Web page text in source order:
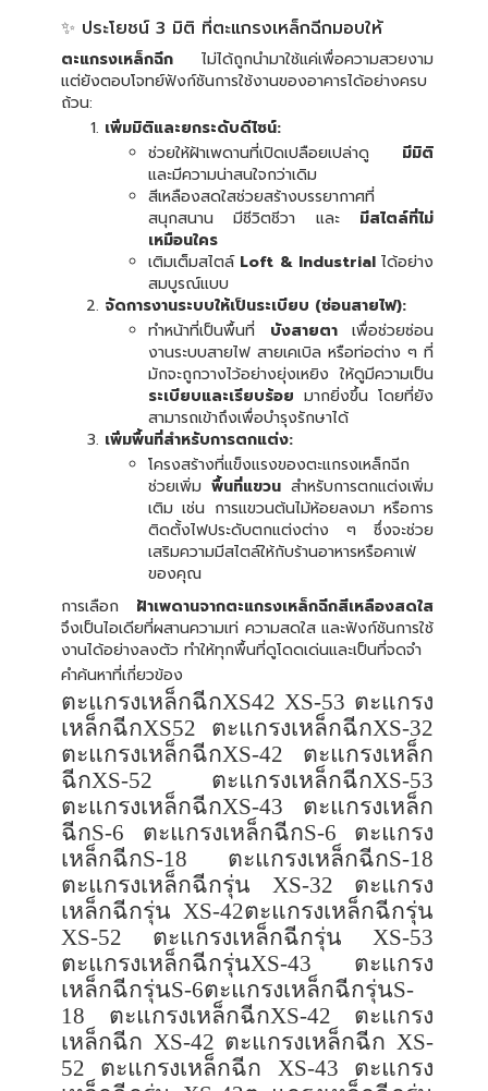
✨ ประโยชน์ 3 มิติ ที่ตะแกรงเหล็กฉีกมอบให้
ตะแกรงเหล็กฉีก ไม่ได้ถูกนำมาใช้แค่เพื่อความสวยงาม
แต่ยังตอบโจทย์ฟังก์ชันการใช้งานของอาคารได้อย่างครบ
ถ้วน:
เพิ่มมิติและยกระดับดีไซน์:
ช่วยให้ฝ้าเพดานที่เปิดเปลือยเปล่าดู มีมิติ
และมีความน่าสนใจกว่าเดิม
สีเหลืองสดใสช่วยสร้างบรรยากาศที่
สนุกสนาน มีชีวิตชีวา และ มีสไตล์ที่ไม่
เหมือนใคร
เติมเต็มสไตล์ Loft & Industrialได้อย่าง
สมบูรณ์แบบ
จัดการงานระบบให้เป็นระเบียบ (ซ่อนสายไฟ):
ทำหน้าที่เป็นพื้นที่ บังสายตาเพื่อช่วยซ่อน
งานระบบสายไฟ สายเคเบิล หรือท่อต่าง ๆ ที่
มักจะถูกวางไว้อย่างยุ่งเหยิง ให้ดูมีความเป็น
ระเบียบและเรียบร้อย มากยิ่งขึ้น โดยที่ยัง
สามารถเข้าถึงเพื่อบำรุงรักษาได้
เพิ่มพื้นที่สำหรับการตกแต่ง:
โครงสร้างที่แข็งแรงของตะแกรงเหล็กฉีก
ช่วยเพิ่ม พื้นที่แขวน สำหรับการตกแต่งเพิ่ม
เติม เช่น การแขวนต้นไม้ห้อยลงมา หรือการ
ติดตั้งไฟประดับตกแต่งต่าง ๆ ซึ่งจะช่วย
เสริมความมีสไตล์ให้กับร้านอาหารหรือคาเฟ่
ของคุณ
การเลือก ฝ้าเพดานจากตะแกรงเหล็กฉีกสีเหลืองสดใส
จึงเป็นไอเดียที่ผสานความเท่ ความสดใส และฟังก์ชันการใช้
งานได้อย่างลงตัว ทำให้ทุกพื้นที่ดูโดดเด่นและเป็นที่จดจำ
คำค้นหาที่เกี่ยวข้อง
ตะแกรงเหล็กฉีกXS42 XS-53 ตะแกรง
เหล็กฉีกXS52 ตะแกรงเหล็กฉีกXS-32
ตะแกรงเหล็กฉีกXS-42 ตะแกรงเหล็ก
ฉีกXS-52 ตะแกรงเหล็กฉีกXS-53
ตะแกรงเหล็กฉีกXS-43 ตะแกรงเหล็ก
ฉีกS-6 ตะแกรงเหล็กฉีกS-6 ตะแกรง
เหล็กฉีกS-18 ตะแกรงเหล็กฉีกS-18
ตะแกรงเหล็กฉีกรุ่น XS-32 ตะแกรง
เหล็กฉีกรุ่น XS-42ตะแกรงเหล็กฉีกรุ่น
XS-52 ตะแกรงเหล็กฉีกรุ่น XS-53
ตะแกรงเหล็กฉีกรุ่นXS-43 ตะแกรง
เหล็กฉีกรุ่นS-6ตะแกรงเหล็กฉีกรุ่นS-
18 ตะแกรงเหล็กฉีกXS-42 ตะแกรง
เหล็กฉีก XS-42 ตะแกรงเหล็กฉีกXS-
52 ตะแกรงเหล็กฉีก XS-43 ตะแกรง